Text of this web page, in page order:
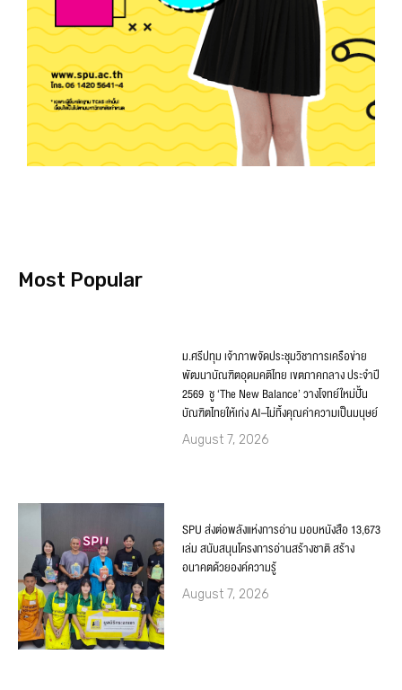
Most Popular
ม.ศรีปทุม เจ้าภาพจัดประชุมวิชาการเครือข่าย
พัฒนาบัณฑิตอุดมคติไทย เขตภาคกลาง ประจำปี
2569 ชู ‘The New Balance’ วางโจทย์ใหม่ปั้น
บัณฑิตไทยให้เก่ง AI–ไม่ทิ้งคุณค่าความเป็นมนุษย์
August 7, 2026
SPU ส่งต่อพลังแห่งการอ่าน มอบหนังสือ 13,673
เล่ม สนับสนุนโครงการอ่านสร้างชาติ สร้าง
อนาคตด้วยองค์ความรู้
August 7, 2026